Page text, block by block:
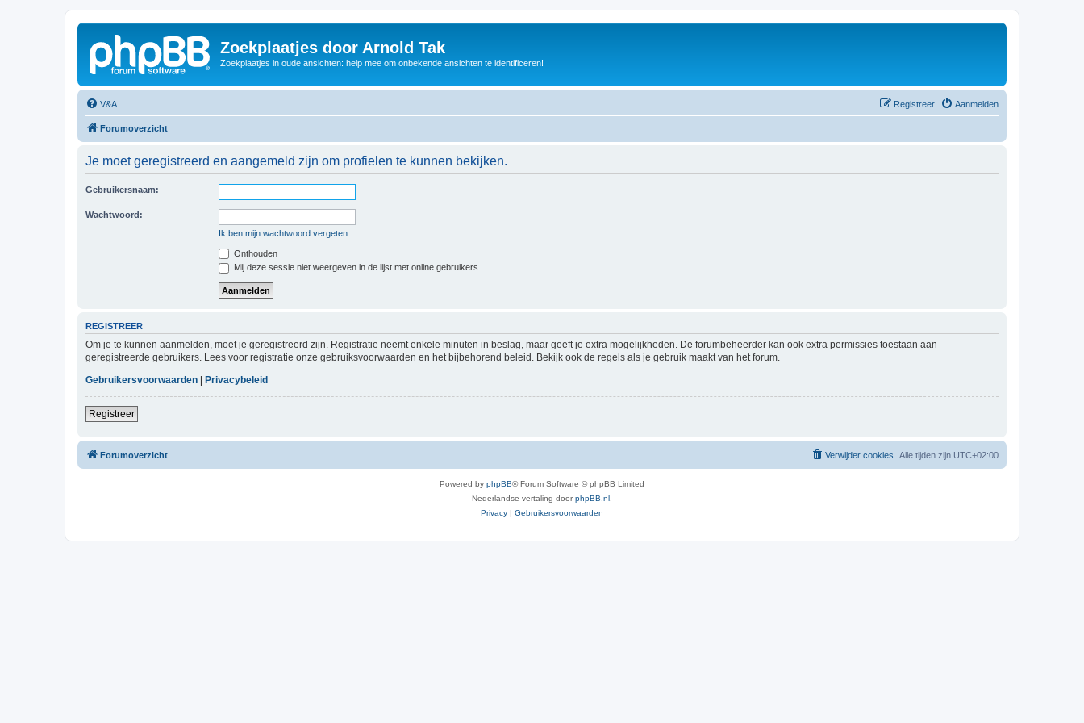
Zoekplaatjes door Arnold Tak
Zoekplaatjes in oude ansichten: help mee om onbekende ansichten te identificeren!
V&A Aanmelden
Registreer
Forumoverzicht
Je moet geregistreerd en aangemeld zijn om profielen te kunnen bekijken.
Gebruikersnaam:
Wachtwoord:
Ik ben mijn wachtwoord vergeten
Onthouden
Mij deze sessie niet weergeven in de lijst met online gebruikers
REGISTREER
Om je te kunnen aanmelden, moet je geregistreerd zijn. Registratie neemt enkele minuten in beslag, maar geeft je extra mogelijkheden. De forumbeheerder kan ook extra permissies toestaan aan
geregistreerde gebruikers. Lees voor registratie onze gebruiksvoorwaarden en het bijbehorend beleid. Bekijk ook de regels als je gebruik maakt van het forum.
Gebruikersvoorwaarden
Privacybeleid
Registreer
Forumoverzicht Alle tijden zijn UTC+02:00
Verwijder cookies
Powered by phpBB® Forum Software © phpBB Limited
Nederlandse vertaling doorphpBB.nl.
Privacy | Gebruikersvoorwaarden